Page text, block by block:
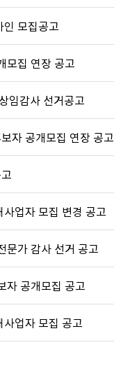
인 모집공고
모집 연장 공고
임감사 선거공고
자 공개모집 연장 공고
업자 모집 변경 공고
문가 감사 선거 공고
자 공개모집 공고
업자 모집 공고